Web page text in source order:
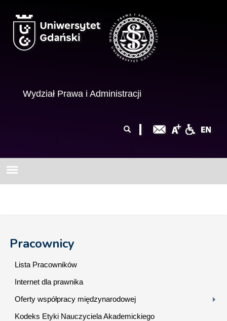
Wydział Prawa i Administracji
wyszukiwania
Pracownicy
Lista Pracowników
Internet dla prawnika
Oferty współpracy międzynarodowej
Kodeks Etyki Nauczyciela Akademickiego